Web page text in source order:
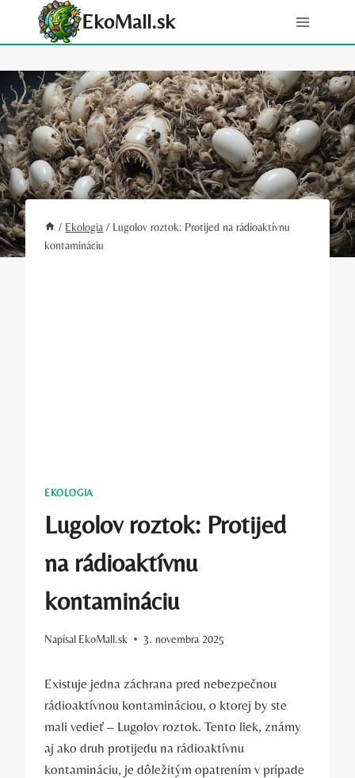
EkoMall.sk
/ Ekologia / Lugolov roztok: Protijed na rádioaktívnu
kontamináciu
EKOLOGIA
Lugolov roztok: Protijed
na rádioaktívnu
kontamináciu
Napísal EkoMall.sk 3. novembra 2025
Existuje⁤ jedna záchrana pred ⁢nebezpečnou
⁢rádioaktívnou ‍kontamináciou, o⁢ ktorej by‍ ste
mali vedieť – Lugolov ⁢roztok. ​Tento liek, známy
⁣aj ako druh protijedu na rádioaktívnu⁣
kontamináciu, je dôležitým⁢ opatrením v prípade